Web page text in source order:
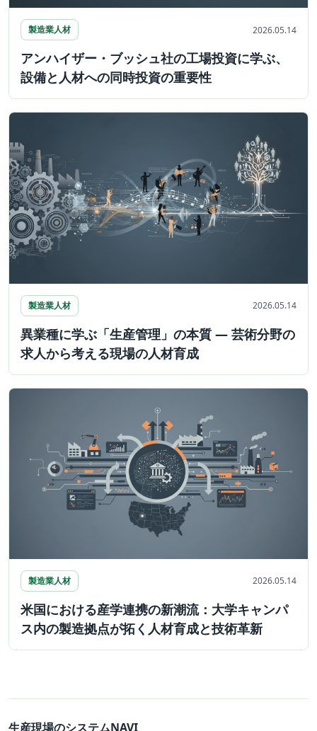
製造業人材 2026.05.14
アンハイザー・ブッシュ社の工場投資に学ぶ、
設備と人材への同時投資の重要性
製造業人材 2026.05.14
異業種に学ぶ「生産管理」の本質 ― 芸術分野の
求人から考える現場の人材育成
製造業人材 2026.05.14
米国における産学連携の新潮流：大学キャンパ
ス内の製造拠点が拓く人材育成と技術革新
生産現場のシステムNAVI